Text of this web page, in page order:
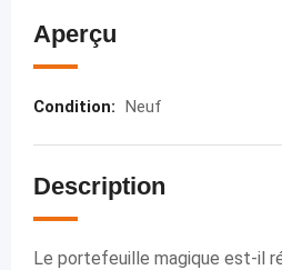
Aperçu
Condition: Neuf
Description
Le portefeuille magique est-il